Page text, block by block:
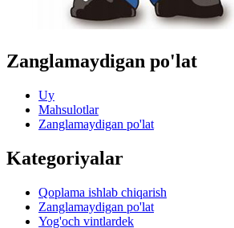
Zanglamaydigan po'lat
Uy
Mahsulotlar
Zanglamaydigan po'lat
Kategoriyalar
Qoplama ishlab chiqarish
Zanglamaydigan po'lat
Yog'och vintlardek